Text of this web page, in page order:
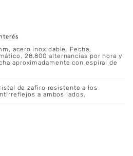
acero inoxidable. Fecha,
28.800 alternancias por hora y
aproximadamente con espiral de
de zafiro resistente a los
a ambos lados.